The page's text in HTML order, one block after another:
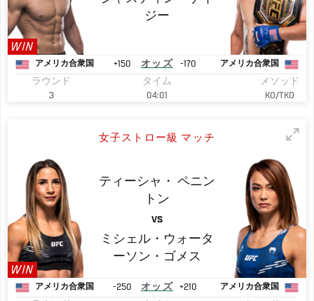
WIN
ジー
アメリカ合衆国 +150 オッズ -170 アメリカ合衆国
ラウンド
3
タイム
04:01
メソッド
KO/TKO
女子ストロー級 マッチ
WIN
ティーシャ・
ペニン
トン
VS
ミシェル・ウォータ
ーソン・ゴメス
アメリカ合衆国 -250 オッズ +210 アメリカ合衆国